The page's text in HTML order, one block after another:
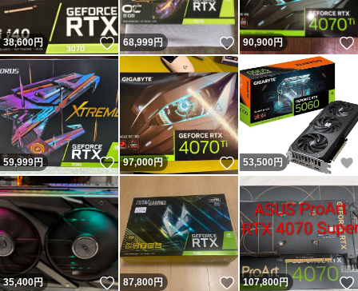
38,600円 いいね！
68,999円 いいね！
90,900円
59,999円 いいね！
97,000円 いいね！
53,500 円
35,400円 いいね！
87,800円 いいね！
107,800円